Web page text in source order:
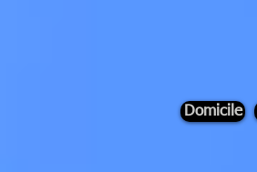
Domicile